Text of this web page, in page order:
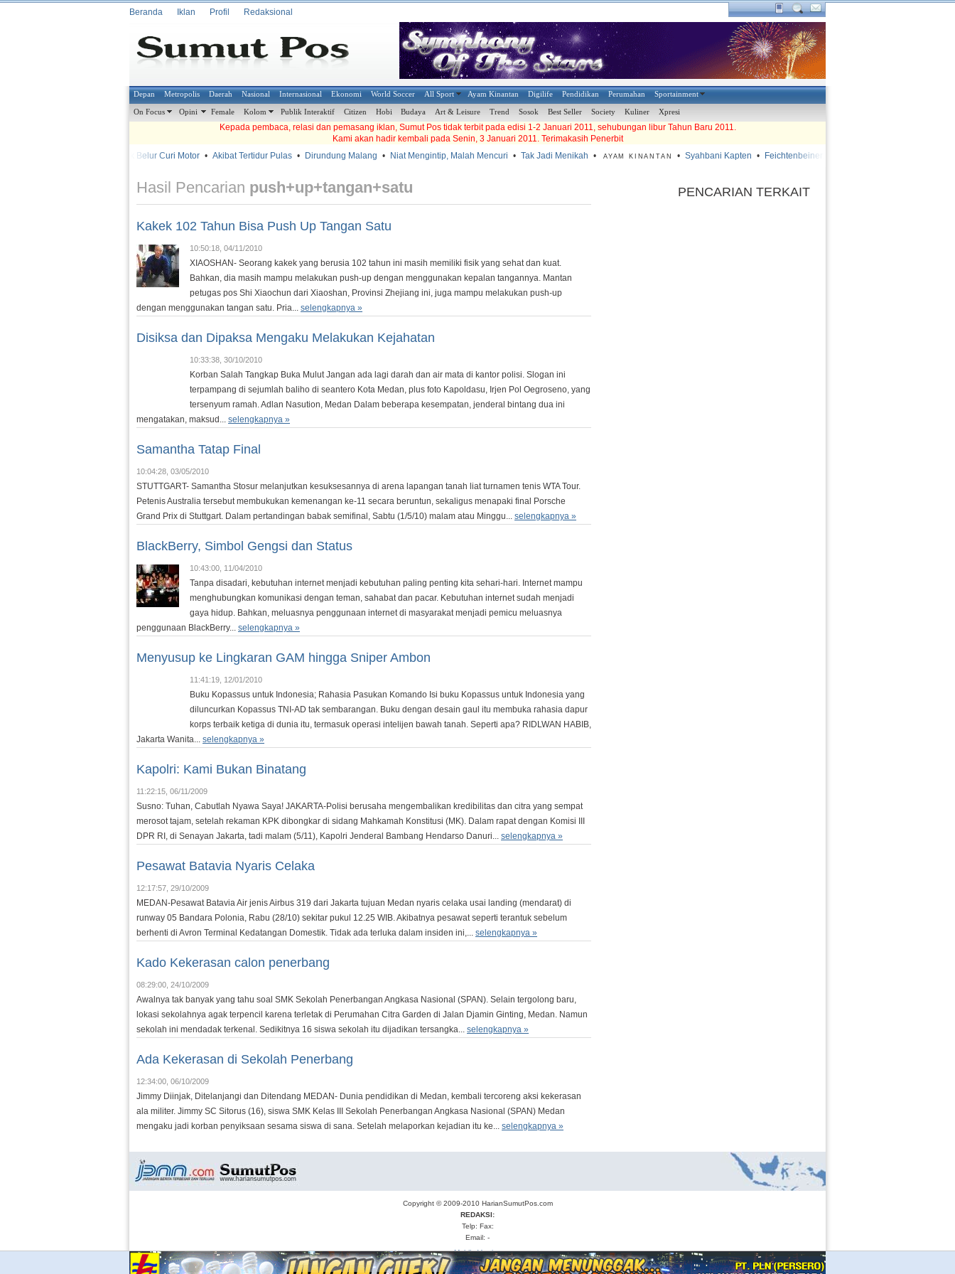
Beranda Iklan Profil Redaksional
Depan Metropolis Daerah Nasional Internasional Ekonomi World Soccer All Sport Ayam Kinantan Digilife Pendidikan Perumahan Sportainment
On Focus Opini Female Kolom Publik Interaktif Citizen Hobi Budaya Art & Leisure Trend Sosok Best Seller Society Kuliner Xpresi
Kepada pembaca, relasi dan pemasang iklan, Sumut Pos tidak terbit pada edisi 1-2 Januari 2011, sehubungan libur Tahun Baru 2011.
Kami akan hadir kembali pada Senin, 3 Januari 2011. Terimakasih Penerbit
Babak Belur Curi Motor • Akibat Tertidur Pulas • Dirundung Malang • Niat Mengintip, Malah Mencuri • Tak Jadi Menikah • AYAM KINANTAN • Syahbani Kapten • Feichtenbeiner: Lapangan Harus Diperbaiki
Hasil Pencarian push+up+tangan+satu
Kakek 102 Tahun Bisa Push Up Tangan Satu
10:50:18, 04/11/2010
XIAOSHAN- Seorang kakek yang berusia 102 tahun ini masih memiliki fisik yang sehat dan kuat.
Bahkan, dia masih mampu melakukan push-up dengan menggunakan kepalan tangannya. Mantan
petugas pos Shi Xiaochun dari Xiaoshan, Provinsi Zhejiang ini, juga mampu melakukan push-up
dengan menggunakan tangan satu. Pria... selengkapnya »
Disiksa dan Dipaksa Mengaku Melakukan Kejahatan
10:33:38, 30/10/2010
Korban Salah Tangkap Buka Mulut Jangan ada lagi darah dan air mata di kantor polisi. Slogan ini
terpampang di sejumlah baliho di seantero Kota Medan, plus foto Kapoldasu, Irjen Pol Oegroseno, yang
tersenyum ramah. Adlan Nasution, Medan Dalam beberapa kesempatan, jenderal bintang dua ini
mengatakan, maksud... selengkapnya »
Samantha Tatap Final
10:04:28, 03/05/2010
STUTTGART- Samantha Stosur melanjutkan kesuksesannya di arena lapangan tanah liat turnamen tenis WTA Tour.
Petenis Australia tersebut membukukan kemenangan ke-11 secara beruntun, sekaligus menapaki final Porsche
Grand Prix di Stuttgart. Dalam pertandingan babak semifinal, Sabtu (1/5/10) malam atau Minggu... selengkapnya »
BlackBerry, Simbol Gengsi dan Status
10:43:00, 11/04/2010
Tanpa disadari, kebutuhan internet menjadi kebutuhan paling penting kita sehari-hari. Internet mampu
menghubungkan komunikasi dengan teman, sahabat dan pacar. Kebutuhan internet sudah menjadi
gaya hidup. Bahkan, meluasnya penggunaan internet di masyarakat menjadi pemicu meluasnya
penggunaan BlackBerry... selengkapnya »
Menyusup ke Lingkaran GAM hingga Sniper Ambon
11:41:19, 12/01/2010
Buku Kopassus untuk Indonesia; Rahasia Pasukan Komando Isi buku Kopassus untuk Indonesia yang
diluncurkan Kopassus TNI-AD tak sembarangan. Buku dengan desain gaul itu membuka rahasia dapur
korps terbaik ketiga di dunia itu, termasuk operasi intelijen bawah tanah. Seperti apa? RIDLWAN HABIB,
Jakarta Wanita... selengkapnya »
Kapolri: Kami Bukan Binatang
11:22:15, 06/11/2009
Susno: Tuhan, Cabutlah Nyawa Saya! JAKARTA-Polisi berusaha mengembalikan kredibilitas dan citra yang sempat
merosot tajam, setelah rekaman KPK dibongkar di sidang Mahkamah Konstitusi (MK). Dalam rapat dengan Komisi III
DPR RI, di Senayan Jakarta, tadi malam (5/11), Kapolri Jenderal Bambang Hendarso Danuri... selengkapnya »
Pesawat Batavia Nyaris Celaka
12:17:57, 29/10/2009
MEDAN-Pesawat Batavia Air jenis Airbus 319 dari Jakarta tujuan Medan nyaris celaka usai landing (mendarat) di
runway 05 Bandara Polonia, Rabu (28/10) sekitar pukul 12.25 WIB. Akibatnya pesawat seperti terantuk sebelum
berhenti di Avron Terminal Kedatangan Domestik. Tidak ada terluka dalam insiden ini,... selengkapnya »
Kado Kekerasan calon penerbang
08:29:00, 24/10/2009
Awalnya tak banyak yang tahu soal SMK Sekolah Penerbangan Angkasa Nasional (SPAN). Selain tergolong baru,
lokasi sekolahnya agak terpencil karena terletak di Perumahan Citra Garden di Jalan Djamin Ginting, Medan. Namun
sekolah ini mendadak terkenal. Sedikitnya 16 siswa sekolah itu dijadikan tersangka... selengkapnya »
Ada Kekerasan di Sekolah Penerbang
12:34:00, 06/10/2009
Jimmy Diinjak, Ditelanjangi dan Ditendang MEDAN- Dunia pendidikan di Medan, kembali tercoreng aksi kekerasan
ala militer. Jimmy SC Sitorus (16), siswa SMK Kelas III Sekolah Penerbangan Angkasa Nasional (SPAN) Medan
mengaku jadi korban penyiksaan sesama siswa di sana. Setelah melaporkan kejadian itu ke... selengkapnya »
PENCARIAN TERKAIT
Copyright © 2009-2010 HarianSumutPos.com
REDAKSI:
Telp: Fax:
Email: -
Mobile Version